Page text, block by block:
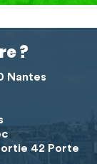
?
Nantes
42 Porte